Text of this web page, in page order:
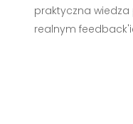
praktyczna
realnym